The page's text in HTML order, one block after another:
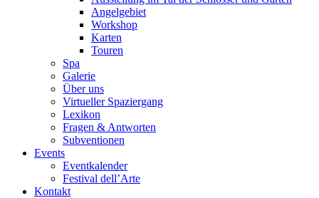
Angelgebiet
Workshop
Karten
Touren
Spa
Galerie
Über uns
Virtueller Spaziergang
Lexikon
Fragen & Antworten
Subventionen
Events
Eventkalender
Festival dell’Arte
Kontakt